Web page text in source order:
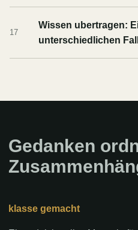
17
Wissen ubertragen:
unterschiedlichen
Gedanken
klasse gemacht